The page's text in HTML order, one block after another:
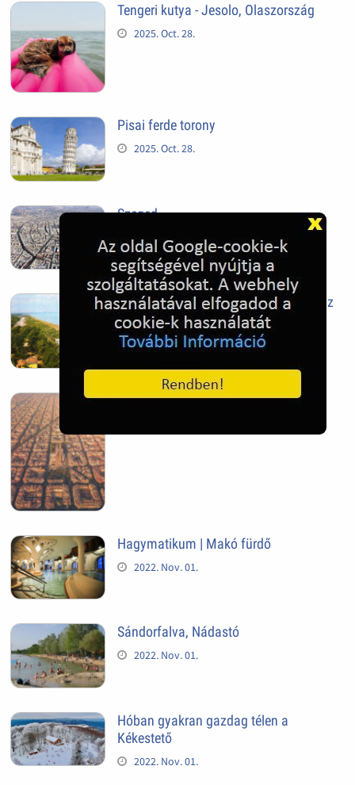
Tengeri kutya - Jesolo, Olaszország
2025. Oct. 28.
Pisai ferde torony
2025. Oct. 28.
Szeged
2025. Oct. 28.
Siófok, mielőtt beépült az Aranypart az
1970-es évek elején
2024. Nov. 17.
Barcelona, Spanyolország
Hagymatikum | Makó fürdő
2022. Nov. 01.
Sándorfalva, Nádastó
2022. Nov. 01.
Hóban gyakran gazdag télen a
Kékestető
2022. Nov. 01.